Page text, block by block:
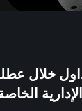
خلال